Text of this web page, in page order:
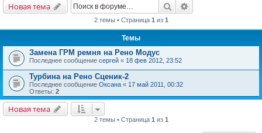
Новая тема Поиск
2 темы • Страница 1 из 1
Темы
Замена ГРМ ремня на Рено Модус
Последнее сообщение сергей « 18 фев 2012, 23:52
Турбина на Рено Сценик-2
Последнее сообщение Оксана « 17 май 2011, 00:32
Ответы: 2
Новая тема
2 темы • Страница 1 из 1